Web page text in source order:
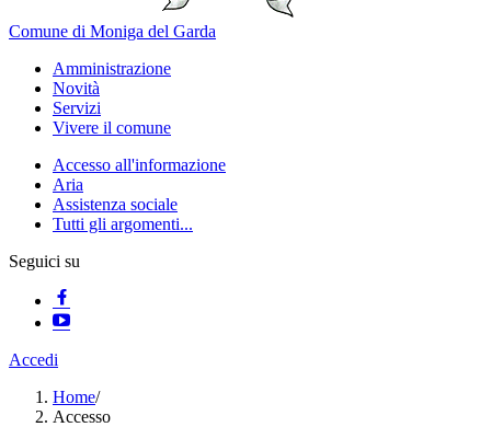
Comune di Moniga del Garda
Amministrazione
Novità
Servizi
Vivere il comune
Accesso all'informazione
Aria
Assistenza sociale
Tutti gli argomenti...
Seguici su
Accedi
Home/
Accesso